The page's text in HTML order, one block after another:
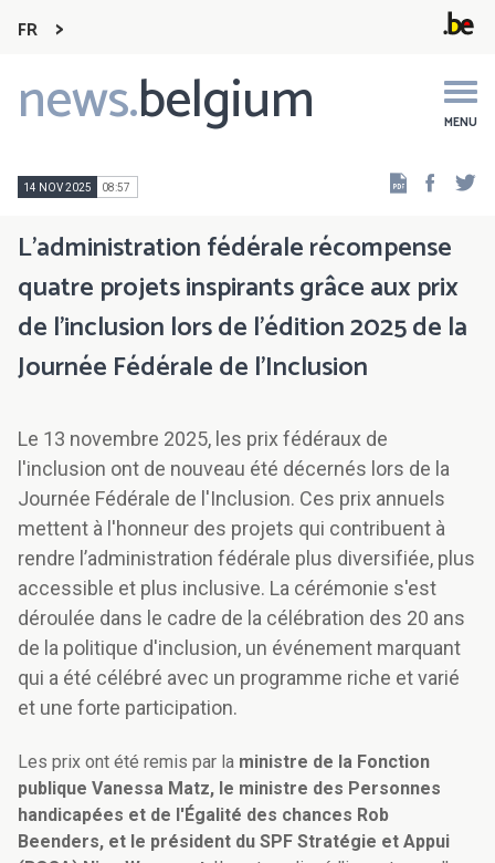
FR
news.belgium MENU
Main
navigation
14 NOV 2025 08:57
L’administration fédérale récompense
quatre projets inspirants grâce aux prix
de l'inclusion lors de l'édition 2025 de la
Journée Fédérale de l'Inclusion
Le 13 novembre 2025, les prix fédéraux de
l'inclusion ont de nouveau été décernés lors de la
Journée Fédérale de l'Inclusion. Ces prix annuels
mettent à l'honneur des projets qui contribuent à
rendre l’administration fédérale plus diversifiée, plus
accessible et plus inclusive. La cérémonie s'est
déroulée dans le cadre de la célébration des 20 ans
de la politique d'inclusion, un événement marquant
qui a été célébré avec un programme riche et varié
et une forte participation.
Les prix ont été remis par la ministre de la Fonction
publique Vanessa Matz, le ministre des Personnes
handicapées et de l'Égalité des chances Rob
Beenders, et le président du SPF Stratégie et Appui